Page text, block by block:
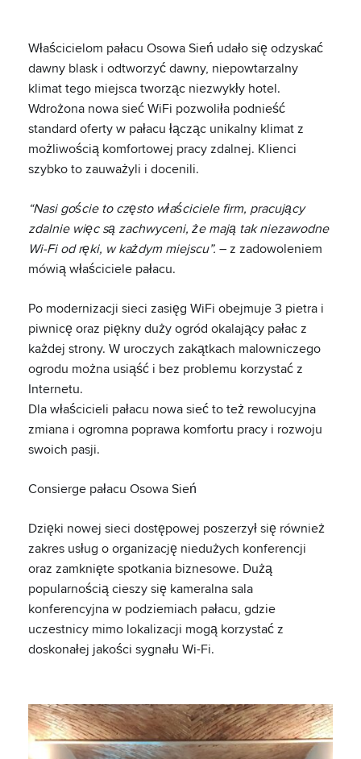
Właścicielom pałacu Osowa Sień udało się odzyskać
dawny blask i odtworzyć dawny, niepowtarzalny
klimat tego miejsca tworząc niezwykły hotel.
Wdrożona nowa sieć WiFi pozwoliła podnieść
standard oferty w pałacu łącząc unikalny klimat z
możliwością komfortowej pracy zdalnej. Klienci
szybko to zauważyli i docenili.
“Nasi goście to często właściciele firm, pracujący
zdalnie więc są zachwyceni, że mają tak niezawodne
Wi-Fi od ręki, w każdym miejscu”. – z zadowoleniem
mówią właściciele pałacu.
Po modernizacji sieci zasięg WiFi obejmuje 3 pietra i
piwnicę oraz piękny duży ogród okalający pałac z
każdej strony. W uroczych zakątkach malowniczego
ogrodu można usiąść i bez problemu korzystać z
Internetu.
Dla właścicieli pałacu nowa sieć to też rewolucyjna
zmiana i ogromna poprawa komfortu pracy i rozwoju
swoich pasji.
Consierge pałacu Osowa Sień
Dzięki nowej sieci dostępowej poszerzył się również
zakres usług o organizację niedużych konferencji
oraz zamknięte spotkania biznesowe. Dużą
popularnością cieszy się kameralna sala
konferencyjna w podziemiach pałacu, gdzie
uczestnicy mimo lokalizacji mogą korzystać z
doskonałej jakości sygnału Wi-Fi.